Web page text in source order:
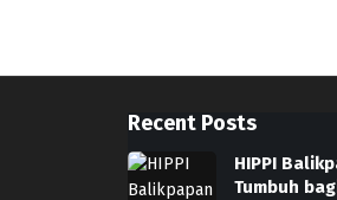
Recent Posts
HIPPI
Tumbuh